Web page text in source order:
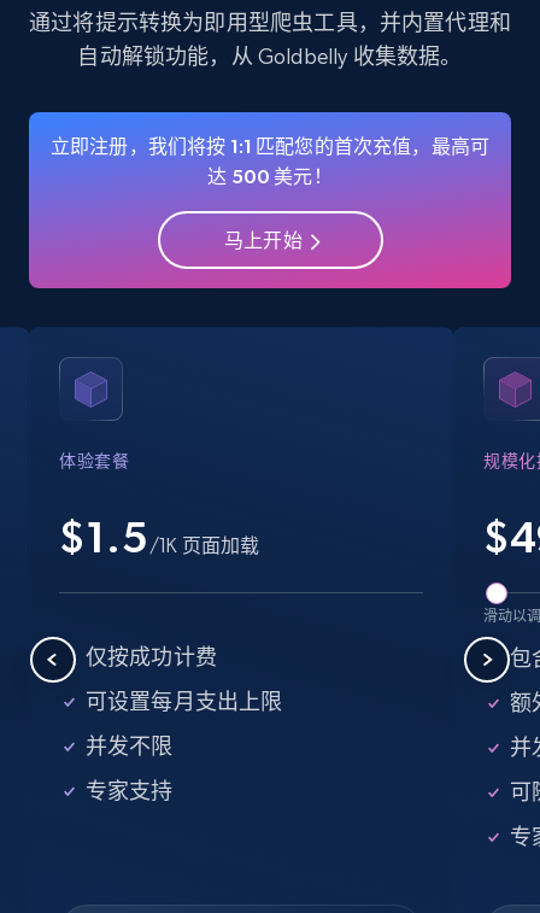
Instagram - Profiles - Collect profile
business account, Is professional account, Is
verified, and more.
3.4K+ 注册使用
Crunchbase companies information
Name, URL, ID, Cb rank, Region, About,
Searching data by keyword
Name, URL, ID, Cb rank, Region, About,
Industries, Operating status, and more.
通过将提示转换为即用型爬虫工具，并内置代理和
自动解锁功能，从 Goldbelly 收集数据。
立即注册，我们将按 1:1 匹配您的首次充值，最高可
达 500 美元！
马上开始
体验套餐
$1.5 /1K 页面加载
仅按成功计费
可设置每月支出上限
并发不限
专家支持
规模化
$
滑动以
包
额
并
可
专